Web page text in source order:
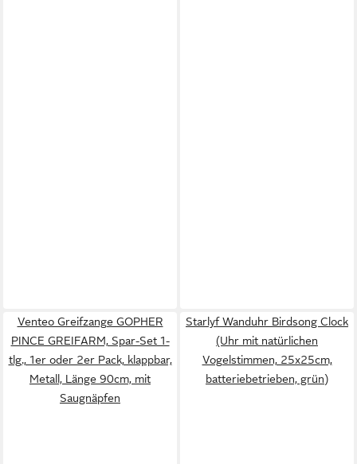
Venteo Greifzange GOPHER
PINCE GREIFARM, Spar-Set 1-
tlg., 1er oder 2er Pack, klappbar,
Metall, Länge 90cm, mit
Saugnäpfen
Starlyf Wanduhr Birdsong Clock
(Uhr mit natürlichen
Vogelstimmen, 25x25cm,
batteriebetrieben, grün)